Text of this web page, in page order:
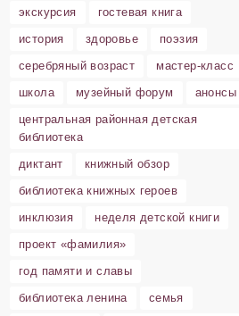
экскурсия
гостевая книга
история
здоровье
поэзия
серебряный возраст
мастер-класс
школа
музейный форум
анонсы
центральная районная детская
библиотека
диктант
книжный обзор
библиотека книжных героев
инклюзия
неделя детской книги
проект «фамилия»
год памяти и славы
библиотека ленина
семья